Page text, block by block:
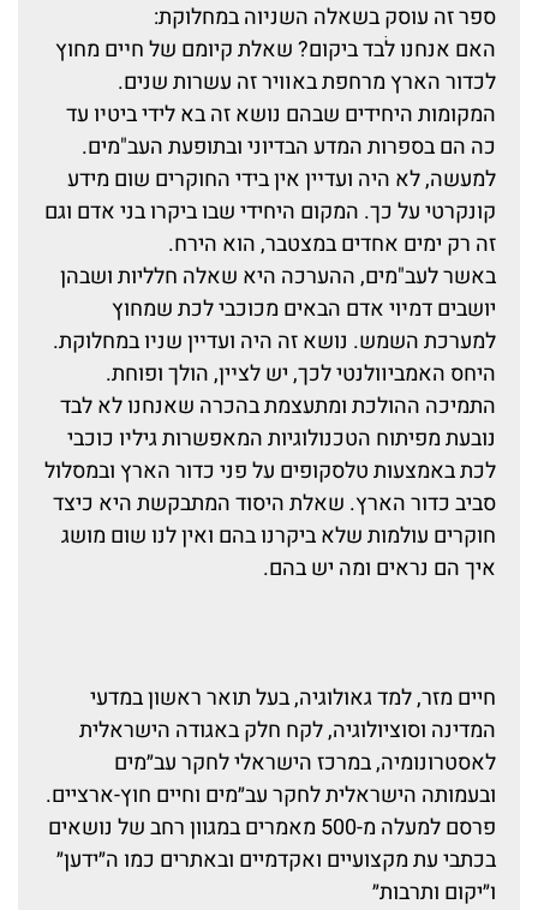
ספר זה עוסק בשאלה השנױה במחלוקת:
האם אנחנו לֹבד ביקום? שאלת קיומם של חײם מחוץ
לכדור הארץ מרחפת באװיר זה עשרות שנים.
המקומות היחידים שבהם נושא זה בא לידי ביטױ עד
כה הם בספרות המדע הבדיוני ובתופעת העב"מים.
למעשה, לא היה ועדײן אין בידי החוקרים שום מידע
קונקרטי על כך. המקום היחידי שבו ביקרו בני אדם וגם
זה רק ימים אחדים במצטבר, הוא הירח.
באשר לעב"מים, ההערכה היא שאלה חלליות ושבהן
יושבים דמױי אדם הבאים מכוכבי לכת שמחוץ
למערכת השמש. נושא זה היה ועדײן שנױ במחלוקת.
היחס האמביװלנטי לכך, יש לצײן, הולך ופוחת.
התמיכה ההולכת ומתעצמת בהכרה שאנחנו לא לבד
נובעת מפיתוח הטכנולוגיות המאפשרות גילױ כוכבי
לכת באמצעות טלסקופים על פני כדור הארץ ובמסלול
סביב כדור הארץ. שאלת היסוד המתבקשת היא כיצד
חוקרים עולמות שלא ביקרנו בהם ואין לנו שום מושג
איך הם נראים ומה יש בהם.
חיים מזר, למד גאולוגיה, בעל תואר ראשון במדעי
המדינה וסוציולוגיה, לקח חלק באגודה הישראלית
לאסטרונומיה, במרכז הישראלי לחקר עב״מים
ובעמותה הישראלית לחקר עב״מים וחיים חוץ-ארציים.
פרסם למעלה מ-500 מאמרים במגוון רחב של נושאים
בכתבי עת מקצועיים ואקדמיים ובאתרים כמו ה״ידען״
ו״יקום ותרבות״